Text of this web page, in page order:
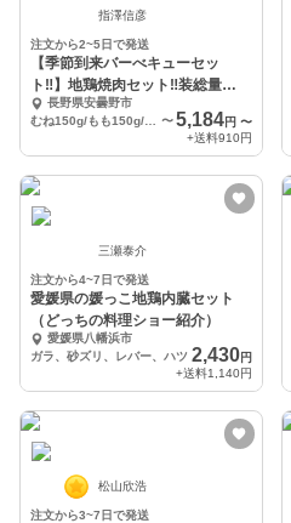
指澤信彦
注文から2~5日で発送
【季節到来バーべキューセッ
ト‼】地鶏焼肉セット‼装総量
1000g2~4人前‼冷凍
長野県安曇野市
〜 5,184円 〜
+送料910円
三瀬泰介
注文から4~7日で発送
愛媛県の媛っこ地鶏内臓セット
（どっちの料理ショー紹介）
愛媛県八幡浜市
ガラ、砂ズリ、レバー、ハツ 2,430円
+送料1,140円
松山欣浩
注文から3~7日で発送